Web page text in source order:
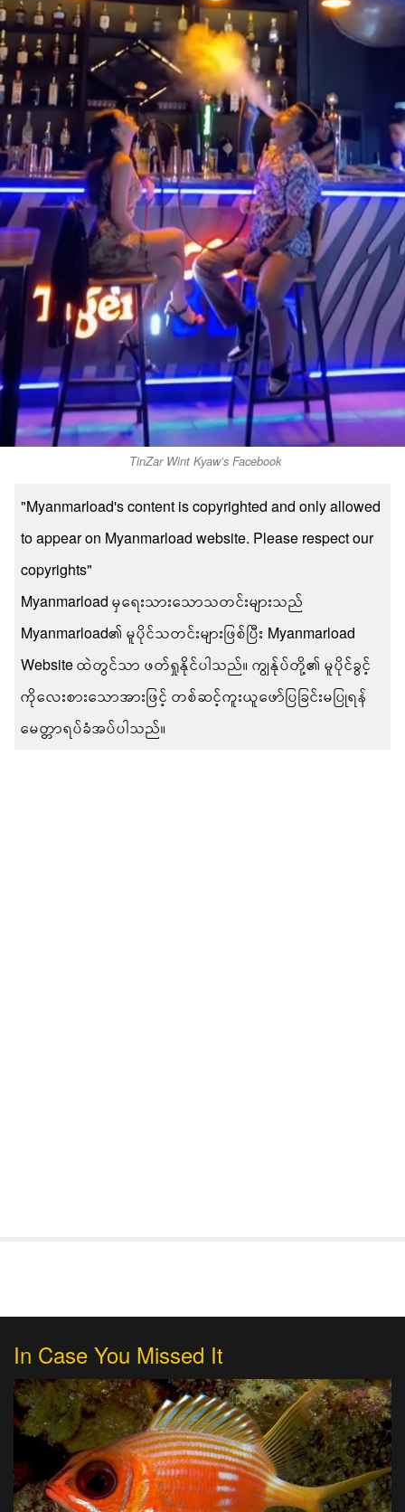
TinZar Wint Kyaw’s Facebook
"Myanmarload's content is copyrighted and only allowed
to appear on Myanmarload website. Please respect our
copyrights"
Myanmarload မှရေးသားသောသတင်းများသည်
Myanmarload၏ မူပိုင်သတင်းများဖြစ်ပြီး Myanmarload
Website ထဲတွင်သာ ဖတ်ရှုနိုင်ပါသည်။ ကျွန်ုပ်တို့၏ မူပိုင်ခွင့်
ကိုလေးစားသောအားဖြင့် တစ်ဆင့်ကူးယူဖော်ပြခြင်းမပြုရန်
မေတ္တာရပ်ခံအပ်ပါသည်။
In Case You Missed It